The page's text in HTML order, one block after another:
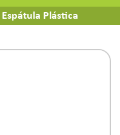
Espátula Plástica